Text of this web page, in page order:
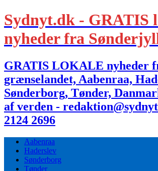
Sydnyt.dk - GRATIS
nyheder fra
GRATIS LOKALE nyheder
grænselandet, Aabenraa,
Sønderborg, Tønder,
af verden -
2124 2696
Aabenraa
Haderslev
Sønderborg
Tønder